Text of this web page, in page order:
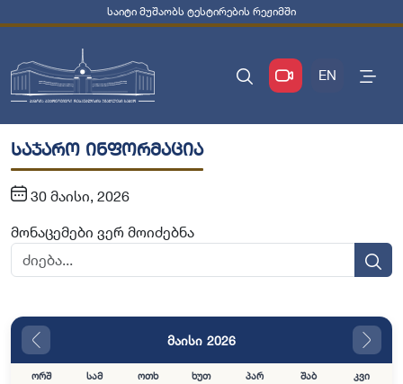
საიტი მუშაობს ტესტირების რეჟიმში
EN
საჯარო ინფორმაცია
30 მაისი, 2026
მონაცემები ვერ მოიძებნა
მაისი 2026
ორშ სამ ოთხ ხუთ პარ შაბ კვი